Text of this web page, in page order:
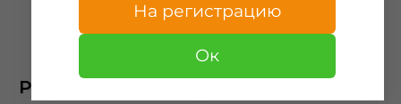
"Проходимец", цвет
РРЦ — 182 ₽
"Проходимец", цвет
На регистрацию
Ок